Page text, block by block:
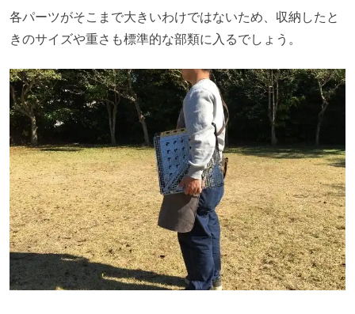
各パーツがそこまで大きいわけではないため、収納したと
きのサイズや重さも標準的な部類に入るでしょう。